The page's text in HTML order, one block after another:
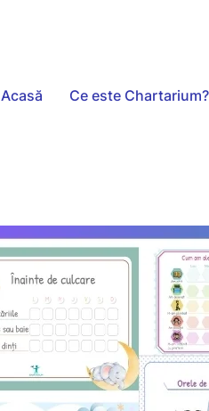
Acasă Ce este Chartarium?